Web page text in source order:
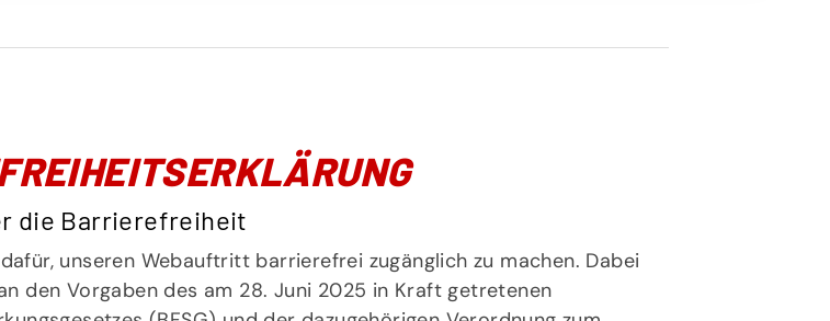
die Barrierefreiheit
unseren Webauftritt barrierefrei zugänglich zu machen. Dabei
den Vorgaben des am 28. Juni 2025 in Kraft getretenen